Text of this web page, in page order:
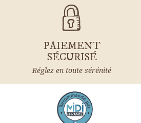
PAIEMENT
SÉCURISÉ
Réglez en toute sérénité